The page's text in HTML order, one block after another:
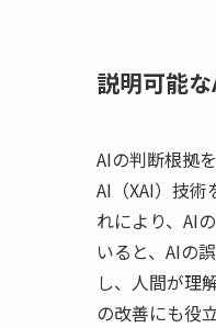
説明可能
AIの判断根拠
AI（XAI）技
れにより、AI
いると、AIの
し、人間が理
の改善にも役